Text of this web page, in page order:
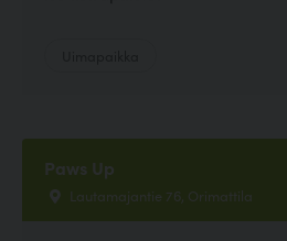
Paws Up
Lautamajantie 76, Orimattila